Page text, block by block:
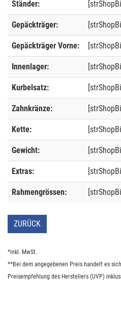
Ständer:
Gepäckträger:
Gepäckträger Vorne:
Innenlager:
Kurbelsatz:
Zahnkränze:
Kette:
Gewicht:
Extras:
Rahmengrössen:
ZURÜCK
*inkl. MwSt.
**Bei dem angegebenen Preis handelt es
Preisempfehlung des Herstellers (UVP)